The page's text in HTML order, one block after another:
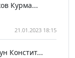
Курма...
21.01.2023 18:15
Констит...